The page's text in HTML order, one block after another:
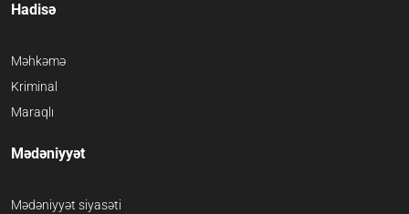
Hadisə
Məhkəmə
Kriminal
Maraqlı
Mədəniyyət
Mədəniyyət siyasəti